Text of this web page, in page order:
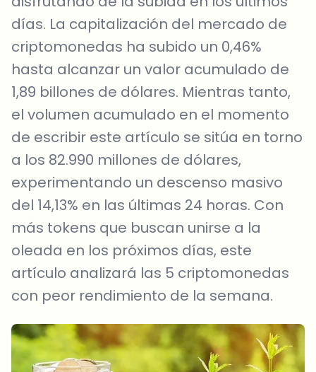
días. La capitalización del mercado de
criptomonedas ha subido un 0,46%
hasta alcanzar un valor acumulado de
1,89 billones de dólares. Mientras tanto,
el volumen acumulado en el momento
de escribir este artículo se sitúa en torno
a los 82.990 millones de dólares,
experimentando un descenso masivo
del 14,13% en las últimas 24 horas. Con
más tokens que buscan unirse a la
oleada en los próximos días, este
artículo analizará las 5 criptomonedas
con peor rendimiento de la semana.